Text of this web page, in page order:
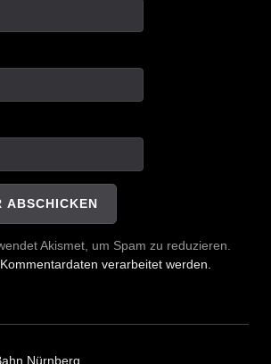
Akismet, um Spam zu reduzieren.
verarbeitet werden.
Nürnberg